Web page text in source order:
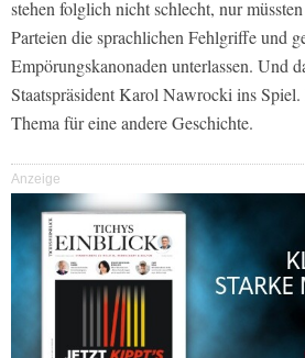
stehen folglich nicht schlecht, nur
Parteien die sprachlichen Fehlgriffe und
Empörungskanonaden unterlassen. Und
Staatspräsident Karol Nawrocki ins Spiel.
Thema für eine andere Geschichte.
Anzeige